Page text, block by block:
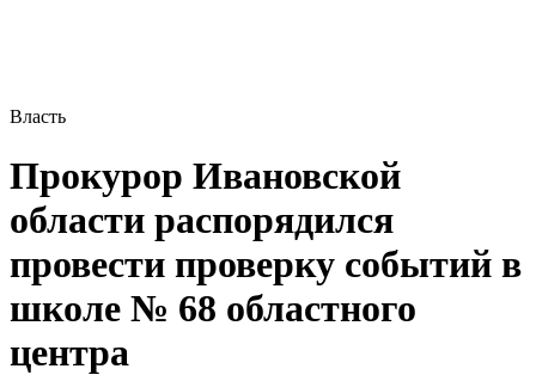
Власть
Прокурор Ивановской
области распорядился
провести проверку событий в
школе № 68 областного
центра